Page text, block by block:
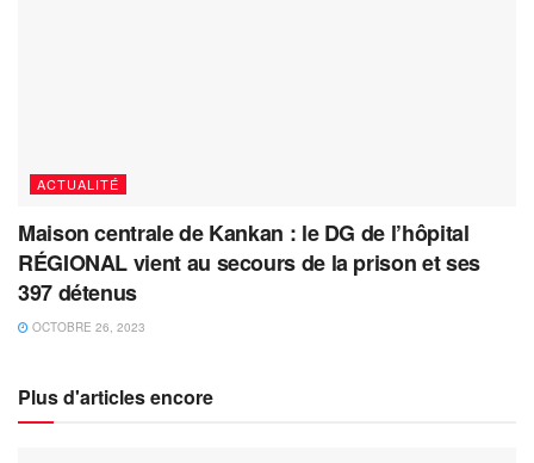
ACTUALITÉ
Maison centrale de Kankan : le DG de l’hôpital
RÉGIONAL vient au secours de la prison et ses
397 détenus
OCTOBRE 26, 2023
Plus d'articles encore